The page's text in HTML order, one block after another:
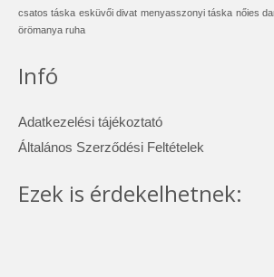
csatos táska esküvői divat menyasszonyi táska nőies
örömanya ruha
Infó
Adatkezelési tájékoztató
Általános Szerződési Feltételek
Ezek is érdekelhetnek: